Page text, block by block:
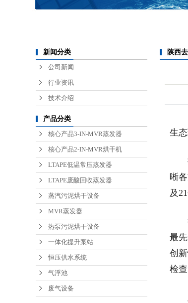
锂电池废水处理
新闻分类
公司新闻
行业资讯
技术介绍
产品分类
核心产品3-IN-MVR蒸发器
核心产品2-IN-MVR烘干机
LTAPE低温常压蒸发器
LTAPE废酸回收蒸发器
蒸汽污泥烘干设备
MVR蒸发器
热泵污泥烘干设备
一体化提升泵站
恒压供水系统
气浮池
废气设备
陕西
生
据
晰
及
据
最
创
检
此